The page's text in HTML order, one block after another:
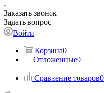
Заказать звонок
Задать вопрос
Войти
Корзина0
Отложенные0
Сравнение товаров0